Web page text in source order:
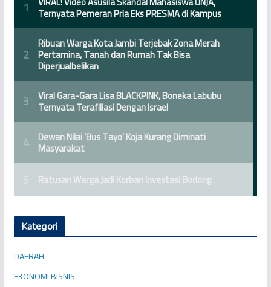
Kategori
DAERAH
EKONOMI BISNIS